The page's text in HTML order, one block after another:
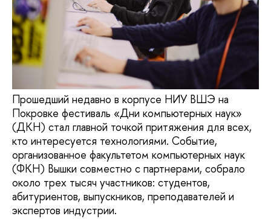
Прошедший недавно в корпусе НИУ ВШЭ на
Покровке фестиваль «Дни компьютерных наук»
(ДКН) стал главной точкой притяжения для всех,
кто интересуется технологиями. Событие,
организованное факультетом компьютерных наук
(ФКН) Вышки совместно с партнерами, собрало
около трех тысяч участников: студентов,
абитуриентов, выпускников, преподавателей и
экспертов индустрии.